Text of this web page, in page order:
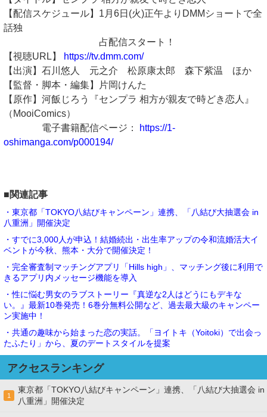
【配信スケジュール】1月6日(火)正午よりDMMショートで全
話独
占配信スタート！
【視聴URL】
https://tv.dmm.com/
【出演】石川悠人 元之介 松原康太郎 森下紫温 ほか
【監督・脚本・編集】片岡けんた
【原作】河飯じろう『センプラ 相方が親友で時どき恋人』
（MooiComics）
電子書籍配信ページ：
https://1-
oshimanga.com/p000194/
■関連記事
・東京都「TOKYO八結びキャンペーン」連携、「八結び大抽選会 in
八重洲」開催決定
・すでに3,000人が申込！結婚続出・出生率アップの令和流婚活大イ
ベントが今秋、熊本・大分で開催決定！
・完全審査制マッチングアプリ「Hills high」、マッチング後に利用で
きるアプリ内メッセージ機能を導入
・性に悩む男女のラブストーリー『真逆な2人はどうにもデキな
い。』最新10巻発売！6巻分無料公開など、過去最大級のキャンペー
ン実施中！
・共通の趣味から始まった恋の実話。「ヨイトキ（Yoitoki）で出会っ
たふたり」から、夏のデートスタイルを提案
アクセスランキング
1
東京都「TOKYO八結びキャンペーン」連携、「八結び大抽選会 in
八重洲」開催決定